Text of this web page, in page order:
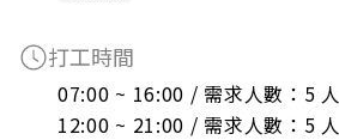
打工時間
07:00 ~ 16:00 / 需求人數：5 人
12:00 ~ 21:00 / 需求人數：5 人